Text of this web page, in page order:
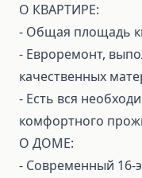
О КВАРТИРЕ:
- Общая площадь
- Евроремонт,
качественных
- Есть вся
комфортного
О ДОМЕ:
- Современный